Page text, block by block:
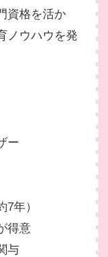
資格を活か
ノウハウを発
ー
年）
得意
与